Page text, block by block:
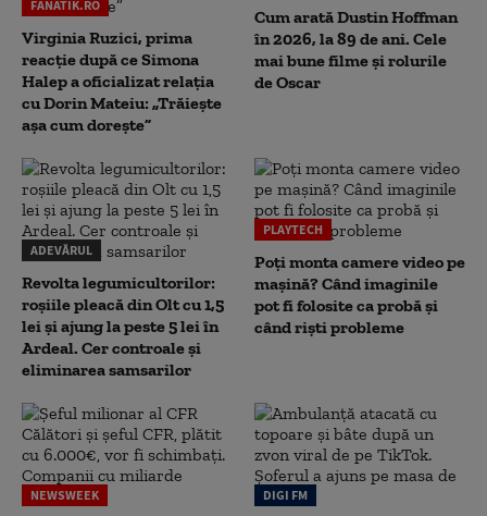
FANATIK.RO
Virginia Ruzici, prima
reacție după ce Simona
Halep a oficializat relația
cu Dorin Mateiu: „Trăiește
așa cum dorește”
Cum arată Dustin Hoffman
în 2026, la 89 de ani. Cele
mai bune filme și rolurile
de Oscar
ADEVĂRUL
Revolta legumicultorilor:
roșiile pleacă din Olt cu 1,5
lei și ajung la peste 5 lei în
Ardeal. Cer controale și
eliminarea samsarilor
PLAYTECH
Poți monta camere video pe
mașină? Când imaginile
pot fi folosite ca probă și
când riști probleme
NEWSWEEK DIGI FM